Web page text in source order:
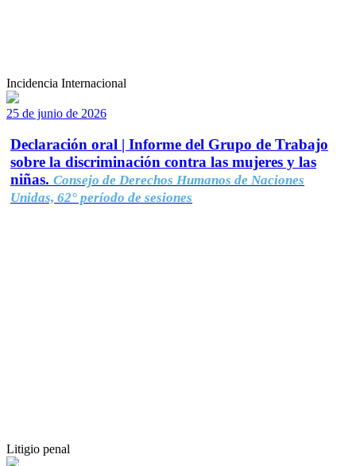
Incidencia Internacional
25 de junio de 2026
Declaración oral | Informe del Grupo de Trabajo
sobre la discriminación contra las mujeres y las
niñas. Consejo de Derechos Humanos de Naciones
Unidas, 62° período de sesiones
Litigio penal